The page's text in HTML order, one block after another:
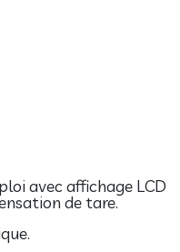
avec affichage LCD
de tare.